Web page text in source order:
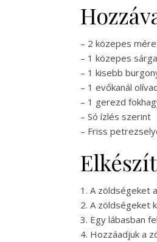
– 2 közepes
– 1 közepes
– 1 kisebb
– 1 evőkanál
– 1 gerezd
– Só ízlés szerint
– Friss
1. A zöldségeket
2. A zöldségeket
3. Egy lábasban
4. Hozzáadjuk a